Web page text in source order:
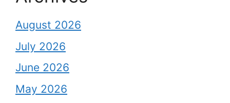
August 2026
July 2026
June 2026
May 2026